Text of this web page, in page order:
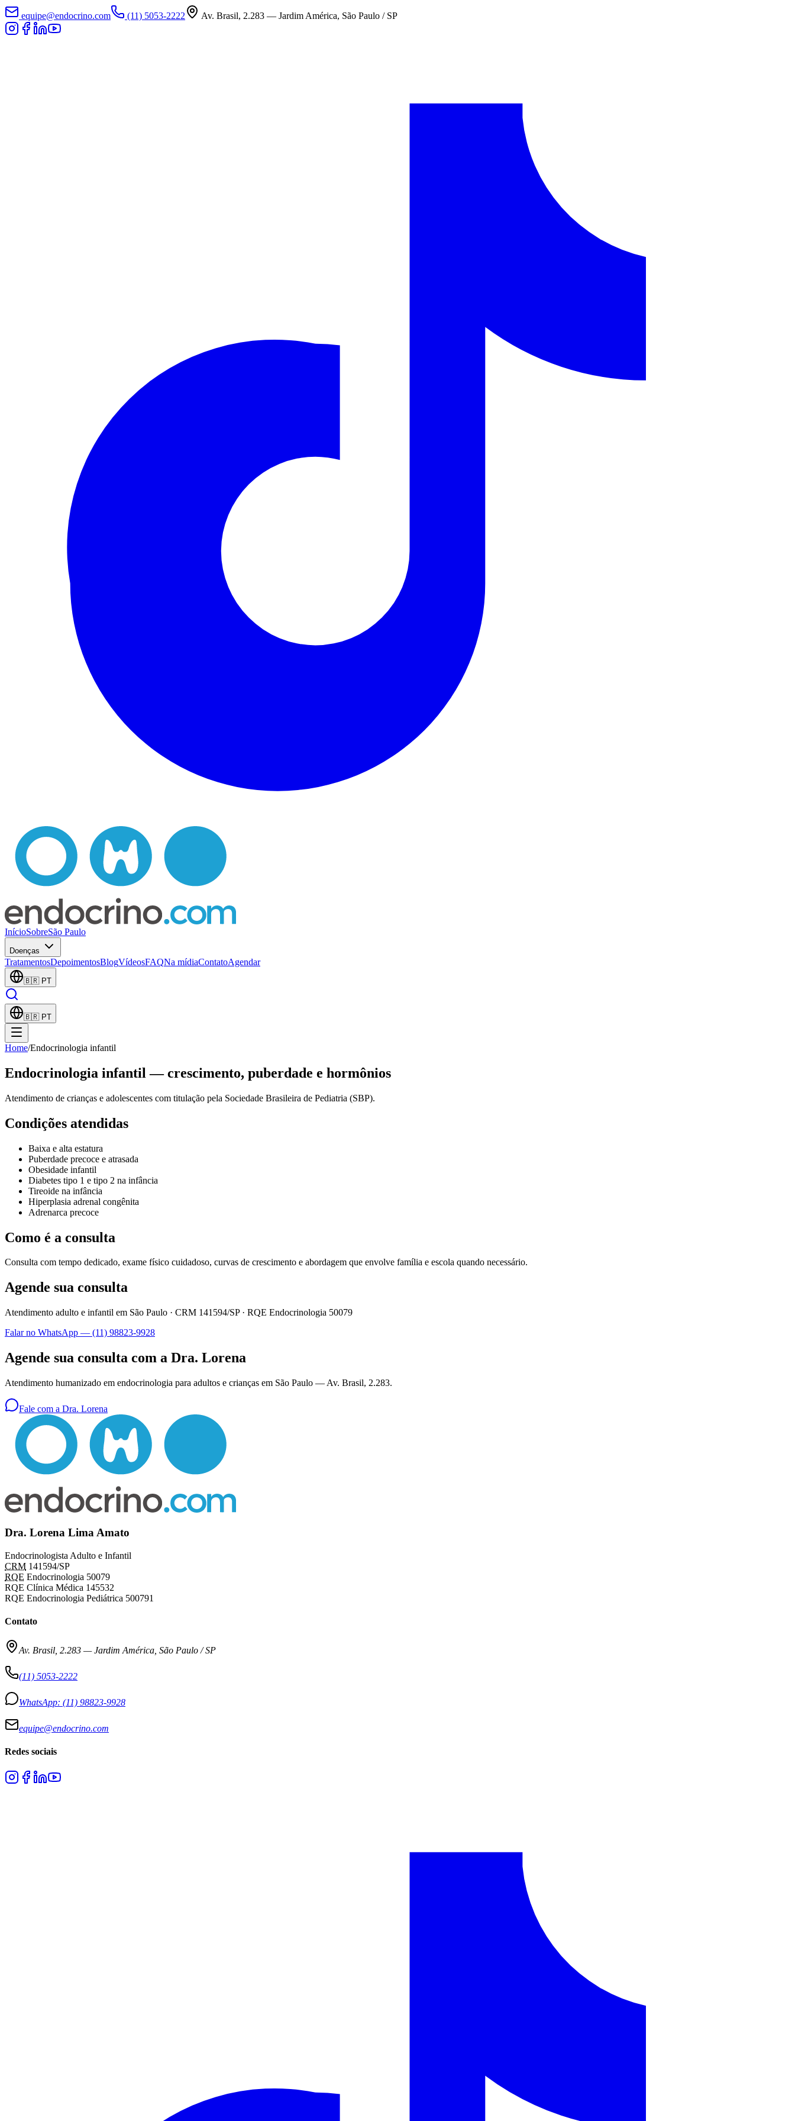
equipe@endocrino.com (11) 5053-2222 Av. Brasil, 2.283 — Jardim América, São Paulo / SP
InícioSobreSão Paulo
Doenças
TratamentosDepoimentosBlogVídeosFAQNa mídiaContatoAgendar
🇧🇷 PT
🇧🇷 PT
Home/Endocrinologia infantil
Endocrinologia infantil — crescimento, puberdade e hormônios
Atendimento de crianças e adolescentes com titulação pela Sociedade Brasileira de Pediatria (SBP).
Condições atendidas
Baixa e alta estatura
Puberdade precoce e atrasada
Obesidade infantil
Diabetes tipo 1 e tipo 2 na infância
Tireoide na infância
Hiperplasia adrenal congênita
Adrenarca precoce
Como é a consulta
Consulta com tempo dedicado, exame físico cuidadoso, curvas de crescimento e abordagem que envolve família e escola quando necessário.
Agende sua consulta
Atendimento adulto e infantil em São Paulo · CRM 141594/SP· RQE Endocrinologia 50079
Falar no WhatsApp — (11) 98823-9928
Agende sua consulta com a Dra. Lorena
Atendimento humanizado em endocrinologia para adultos e crianças em São Paulo — Av. Brasil, 2.283.
Fale com a Dra. Lorena
Dra. Lorena Lima Amato
Endocrinologista Adulto e Infantil
CRM 141594/SP
RQE Endocrinologia 50079
RQE Clínica Médica 145532
RQE Endocrinologia Pediátrica 500791
Contato
Av. Brasil, 2.283 —Jardim América, São Paulo / SP
(11) 5053-2222
WhatsApp: (11) 98823-9928
equipe@endocrino.com
Redes sociais